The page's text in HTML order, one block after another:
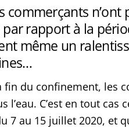
commerçants
par rapport à la
même un
fin du confinement, les
l’eau. C’est en tout cas
7 au 15 juillet 2020, et